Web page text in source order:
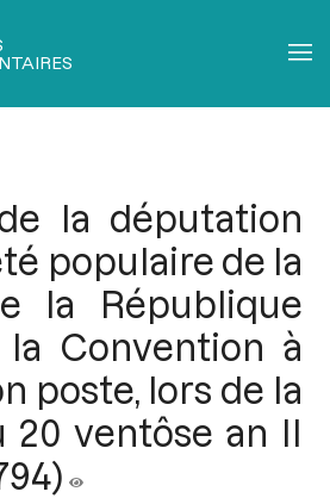
la députation
populaire de la
la République
Convention à
poste, lors de la
20 ventôse an II